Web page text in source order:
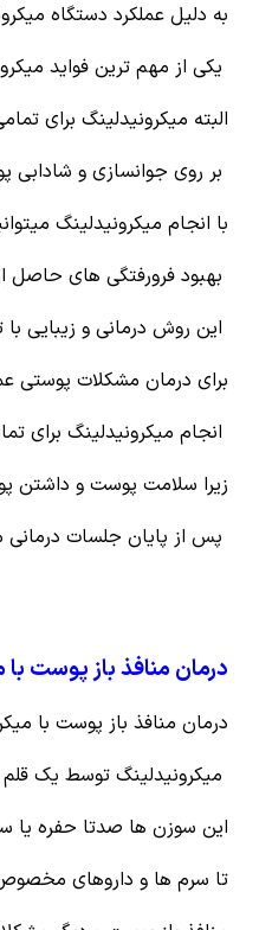
به دلیل عملکرد دستگاه
یکی از مهم ترین فواید
البته میکرونیدلينگ برای
بر روی جوانسازی و شادابی
با انجام میکرونیدلينگ
بهبود فرورفتگی های
این روش درمانی و زیبایی
برای درمان مشکلات پوستی
انجام میکرونیدلینگ برای
زیرا سلامت پوست و داشتن
پس از پایان جلسات
درمان منافذ باز پوست با
درمان منافذ باز پوست با
میکرونیدلینگ توسط یک
این سوزن ها صدتا حفره یا
تا سرم ها و داروهای